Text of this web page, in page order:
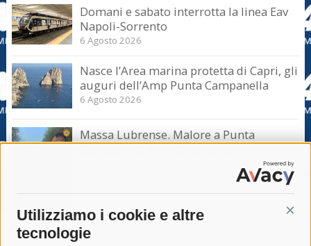
Utilizziamo i cookie e altre
tecnologie
Domani e sabato interrotta la linea Eav
Napoli-Sorrento
6 Agosto 2026
Nasce l’Area marina protetta di Capri, gli
auguri dell’Amp Punta Campanella
6 Agosto 2026
Massa Lubrense. Malore a Punta
Campanella, turista soccorsa